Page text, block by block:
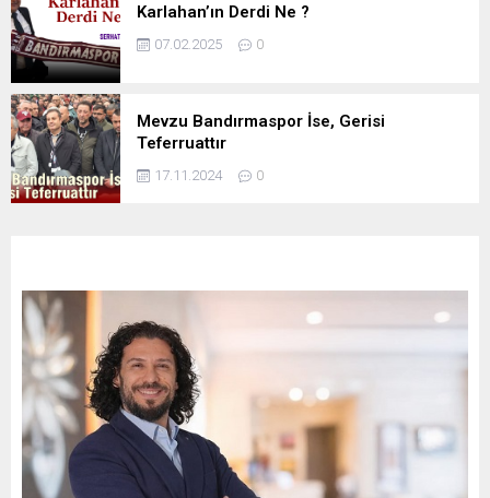
Karlahan’ın Derdi Ne ?
07.02.2025 0
Mevzu Bandırmaspor İse, Gerisi
Teferruattır
17.11.2024 0